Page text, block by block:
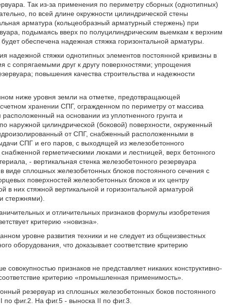
Так из-за применения по периметру сборных (однотипных)
по всей длине окружности цилиндрической стены
арматура (кольцеобразный арматурный стержень) при
подымаясь вверх по полуцилиндрическим выемкам к верхним
обеспечена надежная стяжка горизонтальной арматуры.
надежной стяжки однотипных элементов постоянной кривизны в
с сопрягаемыми друг к другу поверхностями; упрощения
повышения качества строительства и надежности
ниже уровня земли на отметке, предотвращающей
хранении СПГ, огражденном по периметру от массива
на основании из уплотненного грунта и
наружной цилиндрической (боковой) поверхности, окруженный
от СПГ, снабженный расположенными в
СПГ и его паров, с выходящей из железобетонного
герметическими люками и лестницей, верх бетонного
- вертикальная стенка железобетонного резервуара
сплошных железобетонных блоков постоянного сечения с
поверхностей железобетонных блоков и их центру
в них стяжной вертикальной и горизонтальной арматурой
стержнями).
и отличительных признаков формулы изобретения
критерию «новизна».
уровне развития техники и не следует из общеизвестных
оборудования, что доказывает соответствие критерию
признаков не представляет никаких конструктивно-
критерию «промышленная применимость».
резервуар из сплошных железобетонных боков постоянного
фиг.2. На фиг.5 - выноска II по фиг.3.